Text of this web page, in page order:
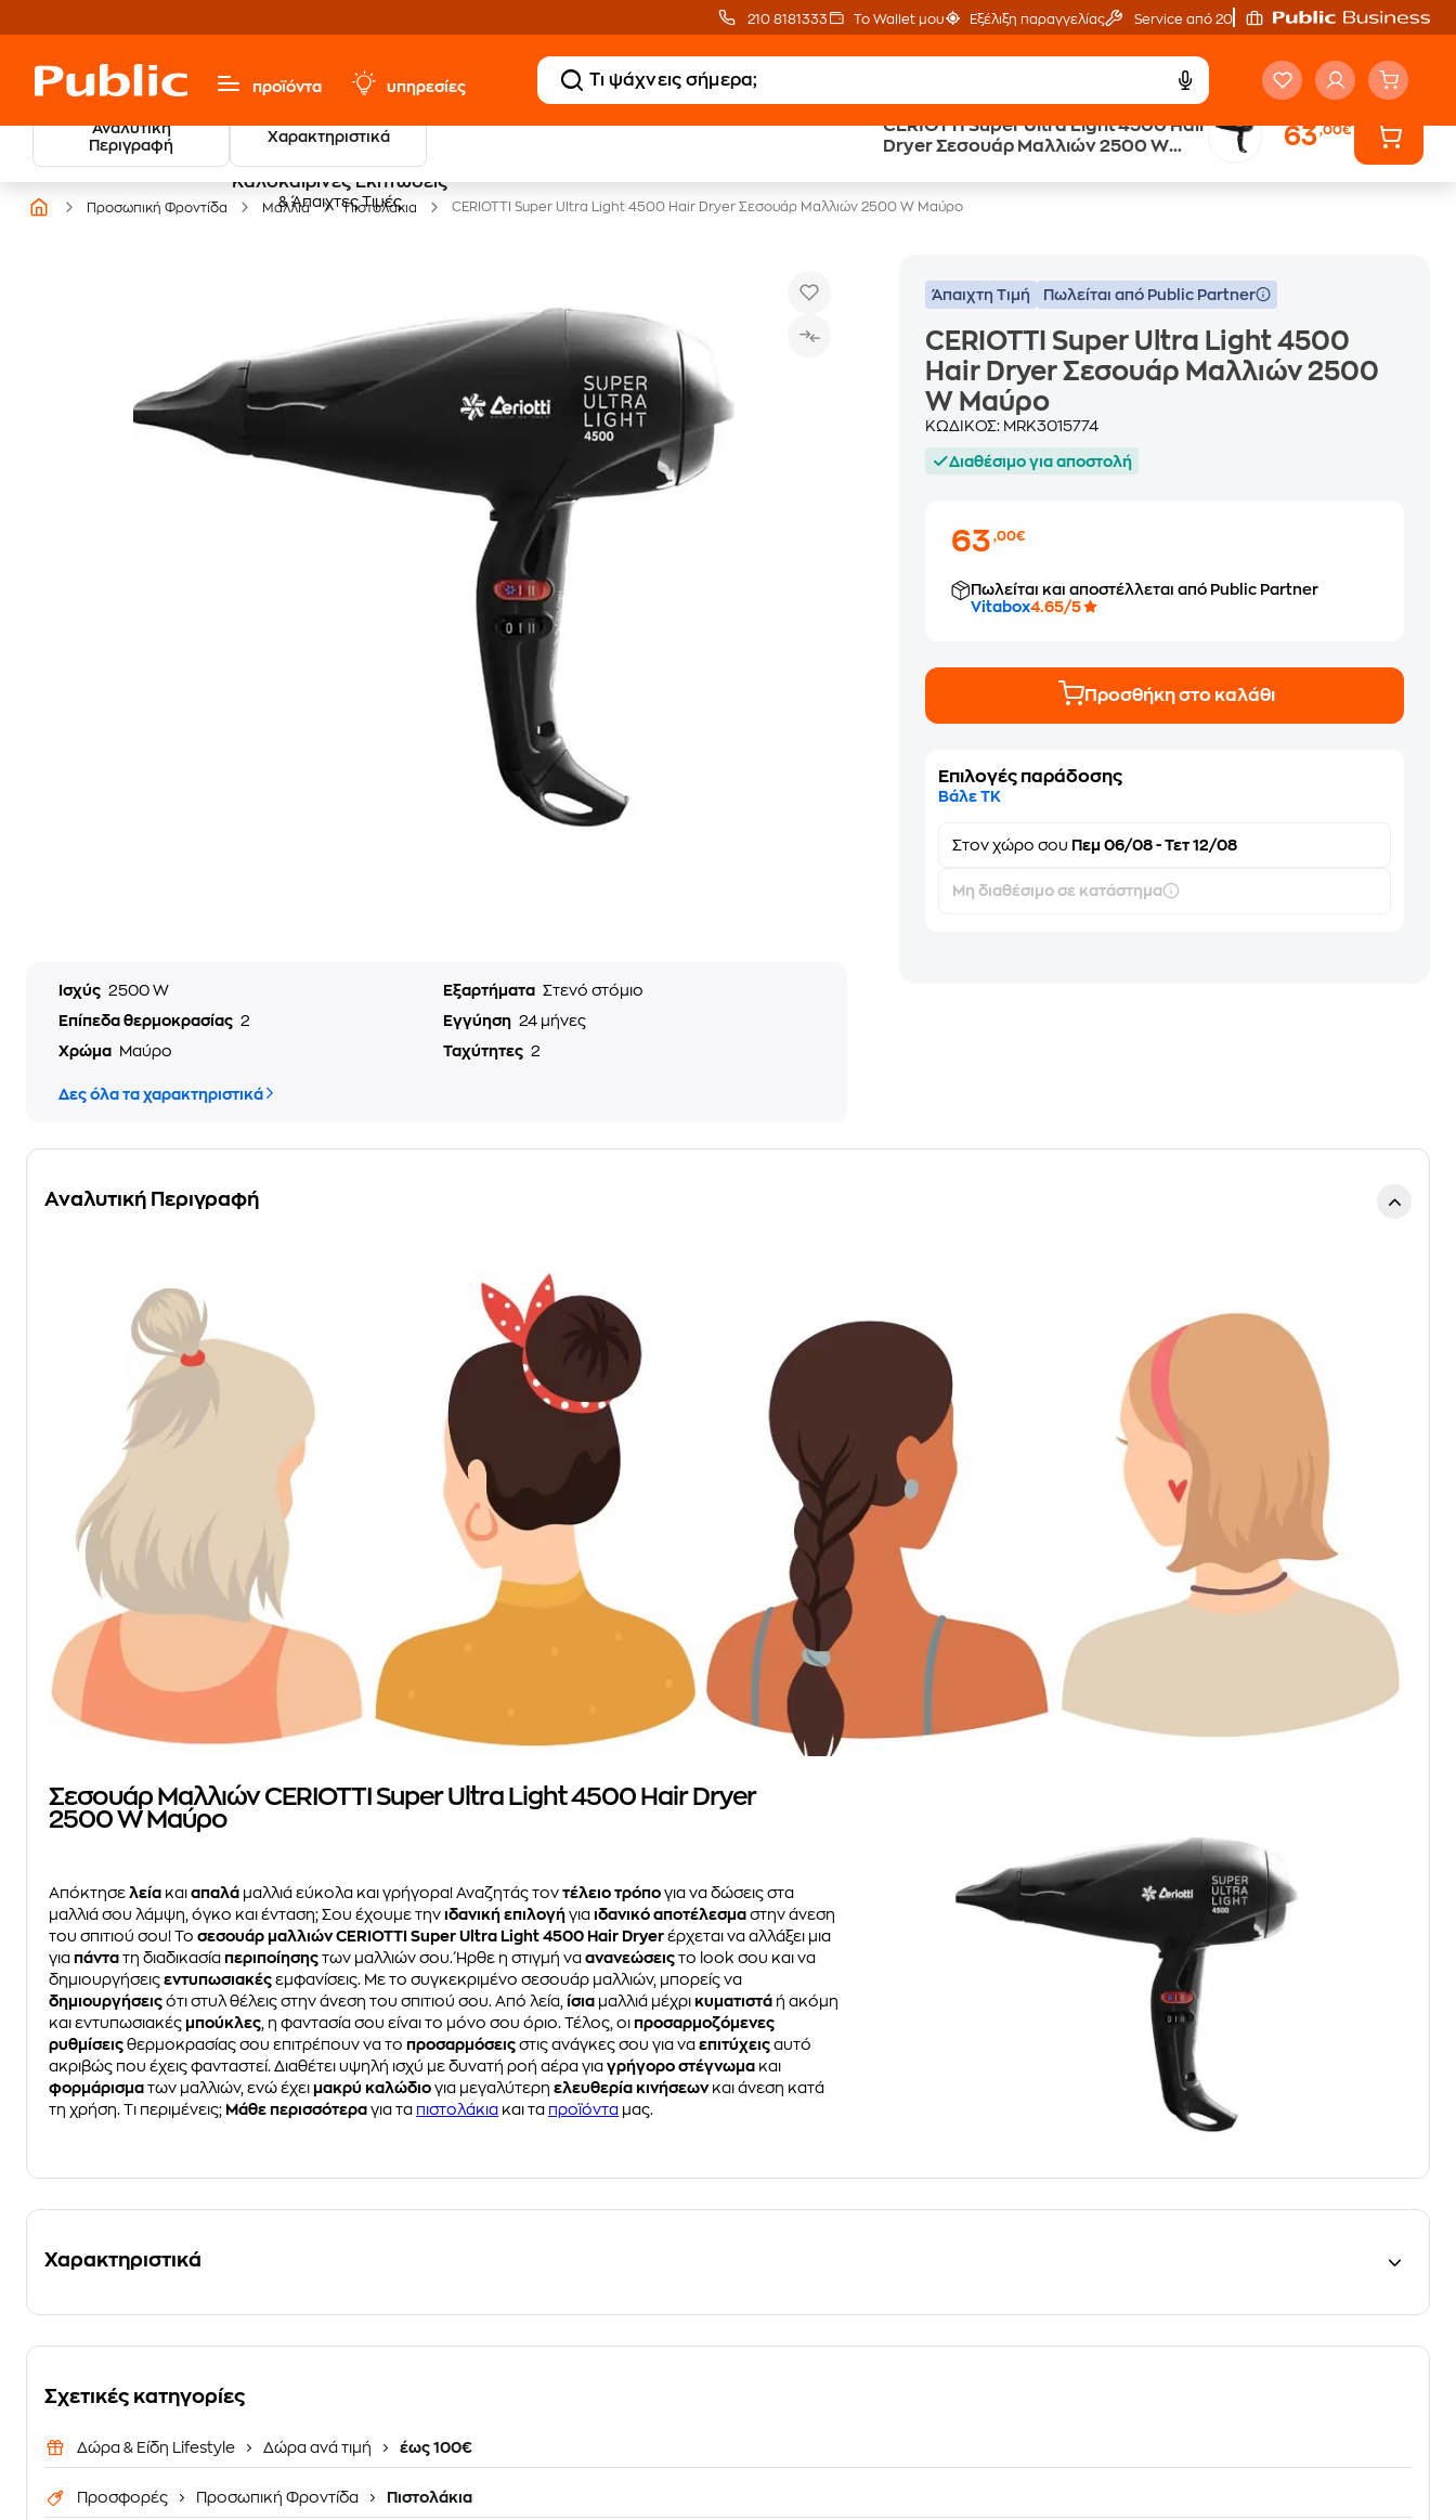
210 8181333 Το Wallet μου Εξέλιξη παραγγελίας Service από 20'
προϊόντα υπηρεσίες
Αναλυτική
Περιγραφή
Χαρακτηριστικά
CERIOTTI Super Ultra Light 4500 Hair
Dryer Σεσουάρ Μαλλιών 2500 W
63,00€
Καλοκαιρινές Εκπτώσεις
& Άπαιχτες Τιμές
Άτοκες Δόσεις Public επιστροφή €
Προσωπική Φροντίδα Μαλλιά Πιστολάκια CERIOTTI Super Ultra Light 4500 Hair Dryer Σεσουάρ Μαλλιών 2500 W Μαύρο
Ισχύς 2500 W Εξαρτήματα Στενό στόμιο
Επίπεδα θερμοκρασίας 2 Εγγύηση 24 μήνες
Χρώμα
Μαύρο Ταχύτητες 2
Δες όλα τα χαρακτηριστικά
Άπαιχτη Τιμή Πωλείται από Public Partner
CERIOTTI Super Ultra Light 4500
Hair Dryer Σεσουάρ Μαλλιών 2500
W Μαύρο
ΚΩΔΙΚΟΣ: MRK3015774
Διαθέσιμο για αποστολή
63,00€
Πωλείται και αποστέλλεται από Public Partner
Vitabox4.65/5
Προσθήκη στο καλάθι
Επιλογές παράδοσης
Βάλε ΤΚ
Στονχώρο σου Πεμ 06/08 - Τετ 12/08
Μη διαθέσιμο σε κατάστημα
Αναλυτική Περιγραφή
Σεσουάρ Μαλλιών CERIOTTI Super Ultra Light 4500 Hair Dryer
2500 W Μαύρο
Απόκτησε λεία και απαλά μαλλιά εύκολα και γρήγορα! Αναζητάς τον τέλειο τρόπο για να δώσεις στα
μαλλιά σου λάμψη, όγκο και ένταση; Σου έχουμε την ιδανική επιλογή για ιδανικό αποτέλεσμα στην άνεση
του σπιτιού σου! Το σεσουάρ μαλλιών CERIOTTI Super Ultra Light 4500 Hair Dryer έρχεται να αλλάξει μια
για πάντα τη διαδικασία περιποίησης των μαλλιών σου. Ήρθε η στιγμή να ανανεώσεις το look σου και να
δημιουργήσεις εντυπωσιακές εμφανίσεις. Με το συγκεκριμένο σεσουάρ μαλλιών, μπορείς να
δημιουργήσεις ότι στυλ θέλεις στην άνεση του σπιτιού σου. Από λεία, ίσια μαλλιά μέχρι κυματιστά ή ακόμη
και εντυπωσιακές μπούκλες , η φαντασία σου είναι το μόνο σου όριο. Τέλος, οι προσαρμοζόμενες
ρυθμίσεις θερμοκρασίας σου επιτρέπουν να το προσαρμόσεις στις ανάγκες σου για να επιτύχεις αυτό
ακριβώς που έχεις φανταστεί. Διαθέτει υψηλή ισχύ με δυνατή ροή αέρα για γρήγορο στέγνωμα και
φορμάρισμα των μαλλιών, ενώ έχει μακρύ καλώδιο για μεγαλύτερη ελευθερία κινήσεωνκαι άνεση κατά
τη χρήση. Τι περιμένεις; Μάθε περισσότερα για τα πιστολάκια και τα προϊόντα μας.
Χαρακτηριστικά
Σχετικές κατηγορίες
Δώρα & Είδη Lifestyle Δώρα ανά τιμή έως 100€
Προσφορές Προσωπική Φροντίδα Πιστολάκια